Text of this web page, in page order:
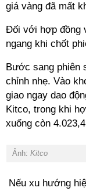
giá vàng đã mất
Đối với hợp đồng
ngang khi chốt
Bước sang phiên
chỉnh nhẹ. Vào
giao ngay dao
Kitco, trong khi
xuống còn
Ảnh: Kitco
Nếu xu hướng